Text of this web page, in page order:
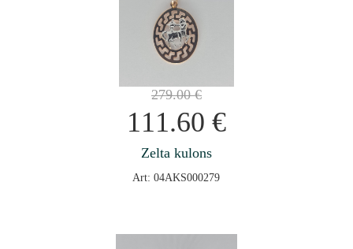
279.00€
111.60 €
Zelta kulons
Art: 04AKS000279